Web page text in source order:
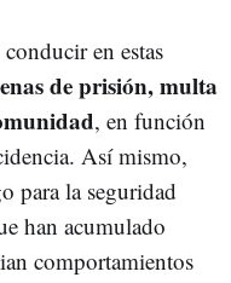
en estas
de prisión, multa
, en función
Así mismo,
para la seguridad
han acumulado
comportamientos